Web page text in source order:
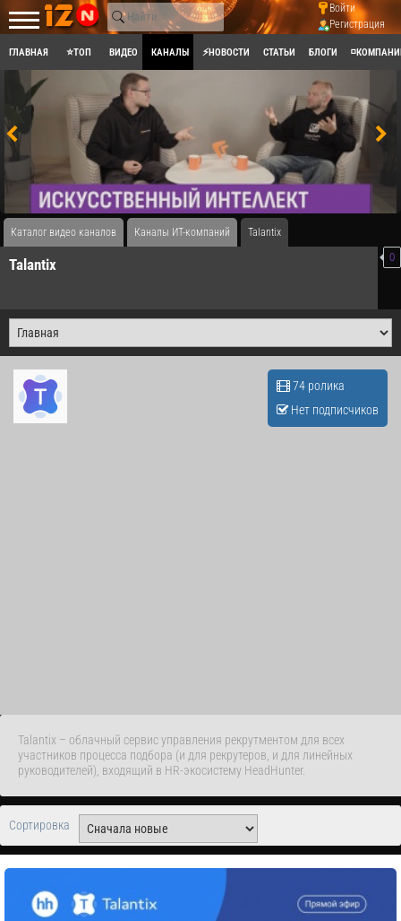
Войти
Регистрация
ГЛАВНАЯ ⭐ТОП ВИДЕО КАНАЛЫ ⚡НОВОСТИ СТАТЬИ БЛОГИ
Каталог видео каналов Каналы ИТ-компаний ​Talantix
0
​Talantix
74 ролика
Нет подписчиков
Talantix – облачный сервис управления рекрутментом для всех
участников процесса подбора (и для рекрутеров, и для линейных
руководителей), входящий в HR-экосистему HeadHunter.
Сортировка